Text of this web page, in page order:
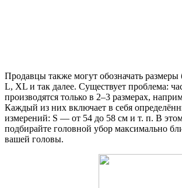
Продавцы также могут обозначать
L, XL и так далее. Существует проблема:
производятся только в 2–3 размерах,
Каждый из них включает в себя
измерений: S — от 54 до 58 см и т. п. В
подбирайте головной убор максимально
вашей головы.